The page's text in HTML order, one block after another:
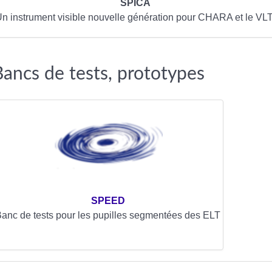
SPICA
instrument visible nouvelle génération pour CHARA et le
de tests, prototypes
SPEED
de tests pour les pupilles segmentées des ELT